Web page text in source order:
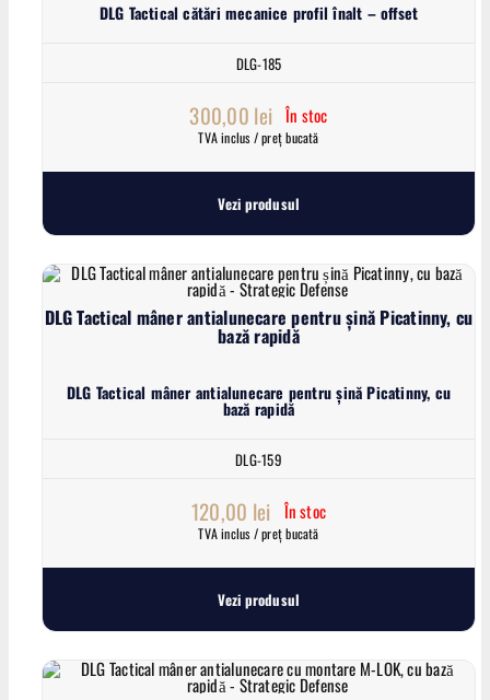
DLG Tactical cătări mecanice profil înalt – offset
DLG-185
300,00 lei În stoc
TVA inclus / preț bucată
Vezi produsul
DLG Tactical mâner antialunecare pentru șină Picatinny, cu
bază rapidă
DLG Tactical mâner antialunecare pentru șină Picatinny, cu
bază rapidă
DLG-159
120,00 lei În stoc
TVA inclus / preț bucată
Vezi produsul